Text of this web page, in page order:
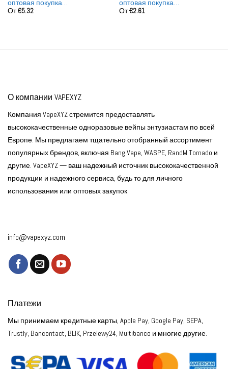
оптовая покупка
перезаряжаемые
От€5.32
оптовая покупка
перезаряжаемые
От€2.61
О компании VAPEXYZ
Компания VapeXYZ стремится предоставлять
высококачественные одноразовые вейпы энтузиастам по всей
Европе. Мы предлагаем тщательно отобранный ассортимент
популярных брендов, включая Bang Vape, WASPE, RandM Tornado и
другие. VapeXYZ — ваш надежный источник высококачественной
продукции и надежного сервиса, будь то для личного
использования или оптовых закупок.
info@vapexyz.com
Платежи
Мы принимаем кредитные карты, Apple Pay, Google Pay, SEPA,
Trustly, Bancontact, BLIK, Przelewy24, Multibanco и многие другие.